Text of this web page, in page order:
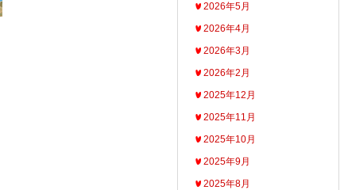
2026年5月
2026年4月
2026年3月
2026年2月
2025年12月
2025年11月
2025年10月
2025年9月
2025年8月